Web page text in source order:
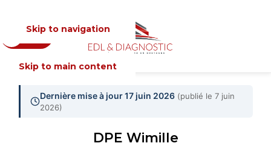
Skip to navigation
Skip to main content
MENU
Dernière mise à jour 17 juin 2026 (publié le 7 juin
2026)
DPE Wimille